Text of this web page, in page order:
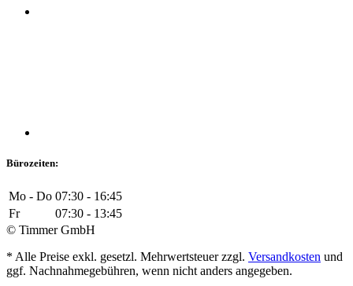
Bürozeiten:
Mo - Do 07:30 - 16:45
Fr
07:30 - 13:45
© Timmer GmbH
* Alle Preise exkl. gesetzl. Mehrwertsteuer zzgl. Versandkosten und
ggf. Nachnahmegebühren, wenn nicht anders angegeben.